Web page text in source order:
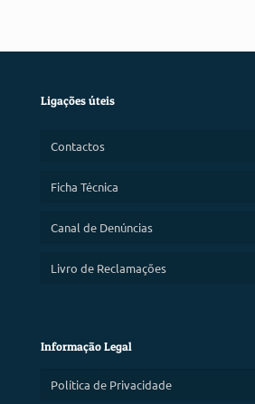
Ligações úteis
Contactos
Ficha Técnica
Canal de Denúncias
Livro de Reclamações
Informação Legal
Política de Privacidade